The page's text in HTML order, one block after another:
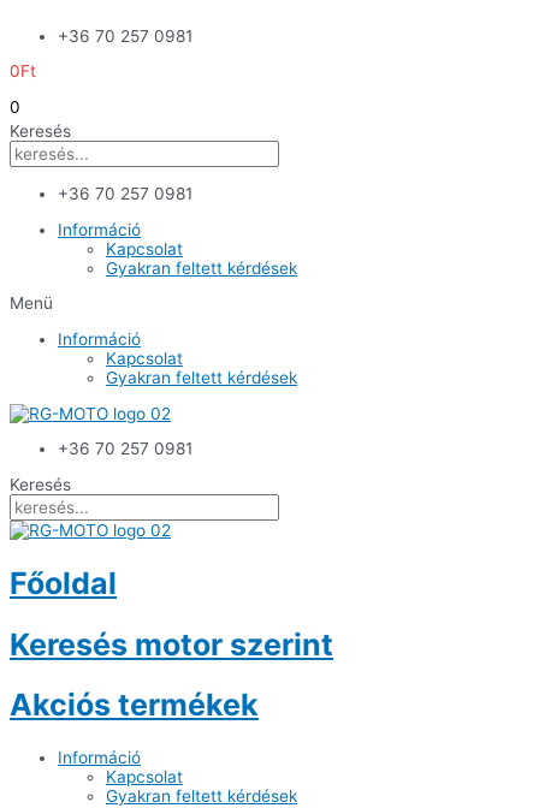
+36 70 257 0981
0Ft
0
Keresés
+36 70 257 0981
Információ
Kapcsolat
Gyakran feltett kérdések
Menü
Információ
Kapcsolat
Gyakran feltett kérdések
+36 70 257 0981
Keresés
Főoldal
Keresés motor szerint
Akciós termékek
Információ
Kapcsolat
Gyakran feltett kérdések